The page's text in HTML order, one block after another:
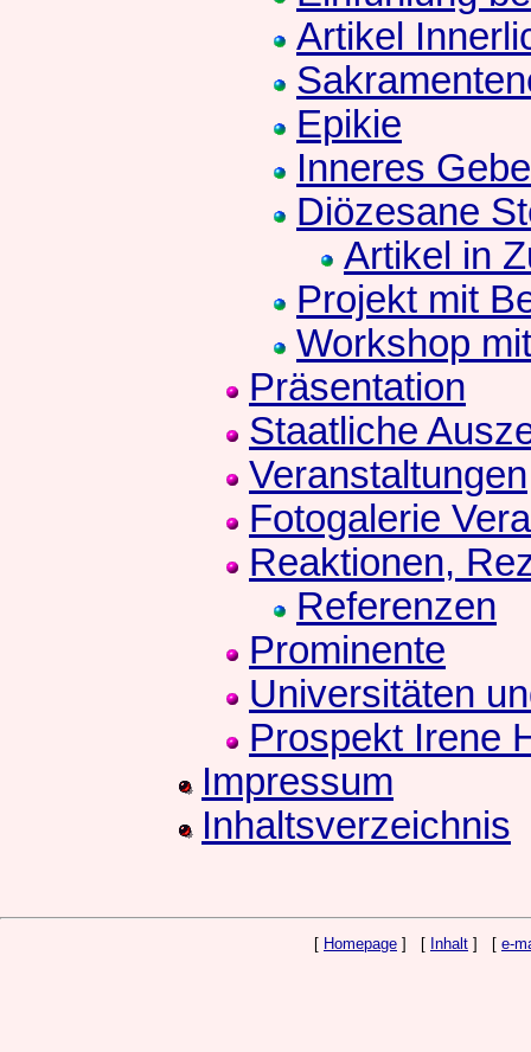
Artikel
Epikie
Inneres
Diözesane
Artikel in
Projekt mit
Workshop
Präsentation
Staatliche
Veranstaltungen
Fotogalerie
Reaktionen,
Referenzen
Prominente
Universitäten
Prospekt Irene
Impressum
Inhaltsverzeichnis
[ Homepage ] [ Inhalt ] [ e-